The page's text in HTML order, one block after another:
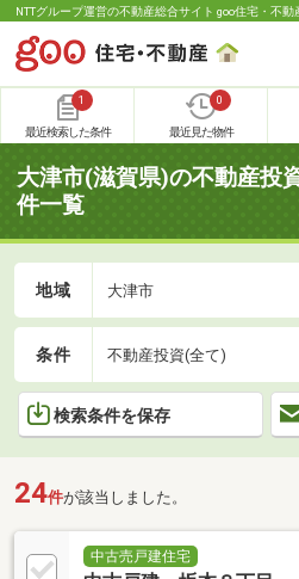
NTTグループ運営の不動産総合サイト goo住宅・不動
1
最近検索した条件
0
最近見た物件
大津市(滋賀県)の不動産投
件一覧
地域 大津市
条件 不動産投資(全て)
検索条件を保存
24件が該当しました。
中古売戸建住宅